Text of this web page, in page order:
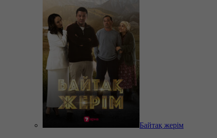
Байтақ жерім